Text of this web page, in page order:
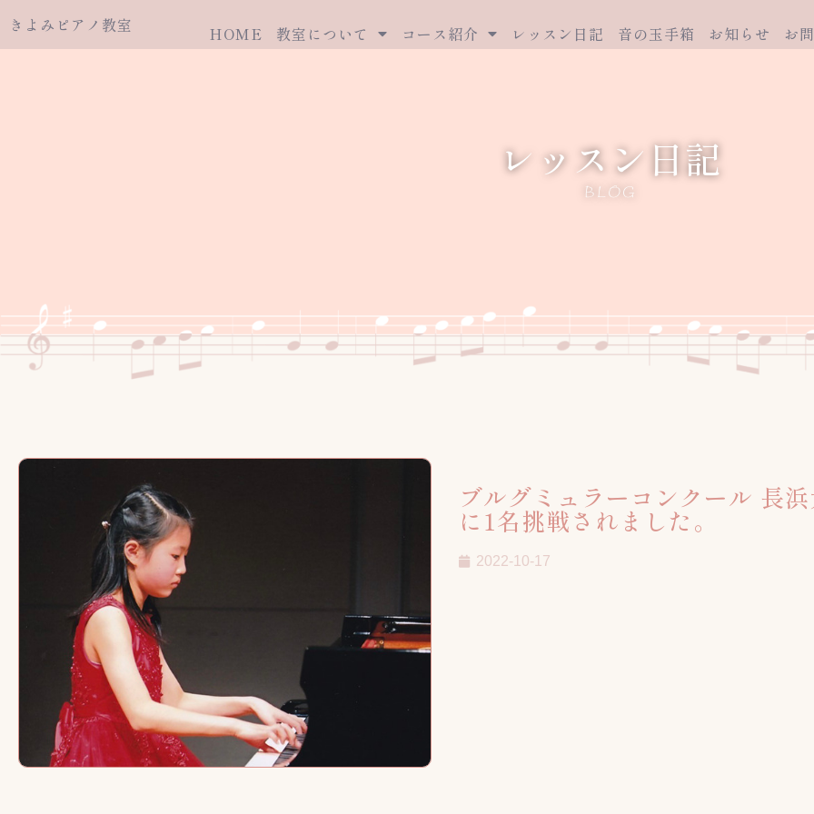
きよみピアノ教室 HOME 教室について コース紹介 レッスン日記 音の玉手箱 お知らせ お
レッスン日記
BLOG
ブルグミュラーコンクール 長
に1名挑戦されました。
2022-10-17